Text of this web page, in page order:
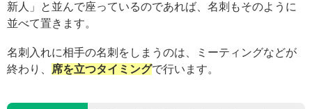
新人」と並んで座っているのであれば、名刺もそのように
並べて置きます。
名刺入れに相手の名刺をしまうのは、ミーティングなどが
終わり、
席を立つタイミングで行います。